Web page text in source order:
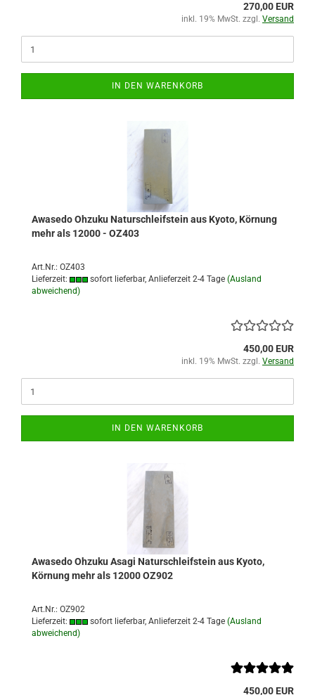
270,00 EUR
inkl. 19% MwSt. zzgl. Versand
IN DEN WARENKORB
Awasedo Ohzuku Naturschleifstein aus Kyoto, Körnung
mehr als 12000 - OZ403
Art.Nr.: OZ403
Lieferzeit:
sofort lieferbar, Anlieferzeit 2-4 Tage (Ausland
abweichend)
450,00 EUR
inkl. 19% MwSt. zzgl. Versand
IN DEN WARENKORB
Awasedo Ohzuku Asagi Naturschleifstein aus Kyoto,
Körnung mehr als 12000 OZ902
Art.Nr.: OZ902
Lieferzeit:
sofort lieferbar, Anlieferzeit 2-4 Tage (Ausland
abweichend)
450,00 EUR